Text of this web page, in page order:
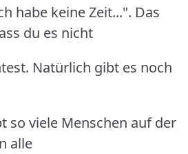
habe keine Zeit...". Das
du es nicht
Natürlich gibt es noch
so viele Menschen auf der
alle